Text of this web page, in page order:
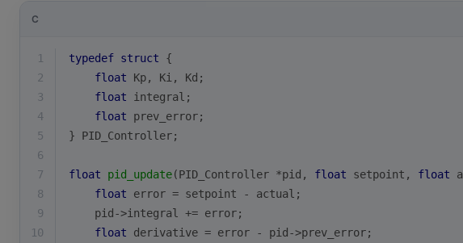
C
1 typedef struct {
2
float Kp, Ki, Kd;
3
float integral;
4
float prev_error;
5
} PID_Controller;
6
7
float pid_update(PID_Controller *pid, float setpoint, float
8
float error = setpoint - actual;
9
    pid->integral += error;
10
float derivative = error - pid->prev_error;